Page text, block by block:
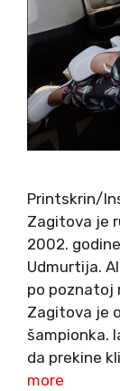
Printskrin/
Zagitova je
2002.
Udmurtija.
po poznatoj
Zagitova je
šampionka.
da prekine
more